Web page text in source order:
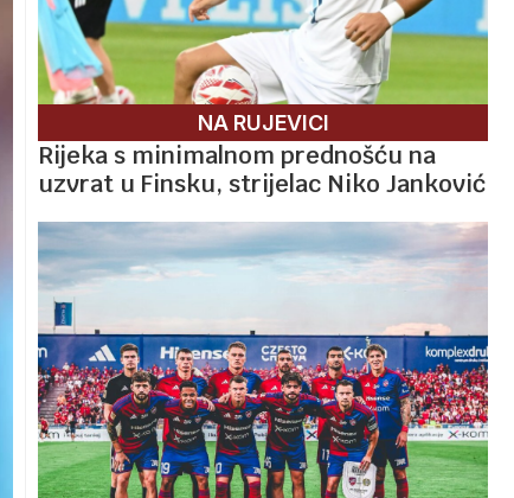
NA RUJEVICI
Rijeka s minimalnom prednošću na
uzvrat u Finsku, strijelac Niko Janković